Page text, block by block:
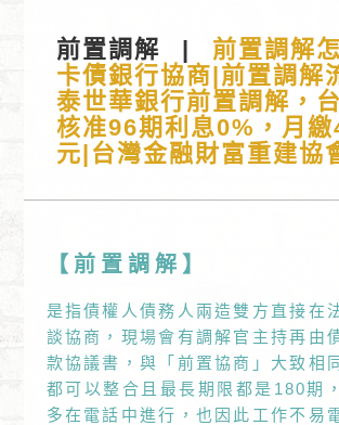
前置調解
前置調解
卡債銀行協商|前置調解
泰世華銀行前置調解，
核准96期利息0%，月
元|台灣金融財富重建協
【前置調解】
是指債權人債務人兩造雙方直接在
談協商，現場會有調解官主持再由
款協議書，與「前置協商」大致相
都可以整合且最長期限都是180期
多在電話中進行，也因此工作不易